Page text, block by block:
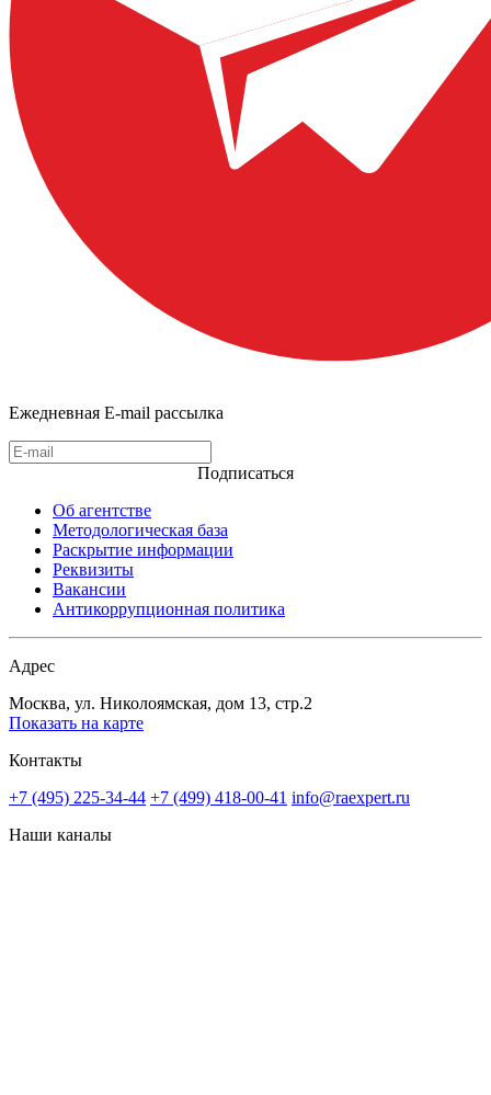
Ежедневная E-mail рассылка
Подписаться
Об агентстве
Методологическая база
Раскрытие информации
Реквизиты
Вакансии
Антикоррупционная политика
Адрес
Москва, ул. Николоямская, дом 13, стр.2
Показать на карте
Контакты
+7 (495) 225-34-44 +7 (499) 418-00-41 info@raexpert.ru
Наши каналы